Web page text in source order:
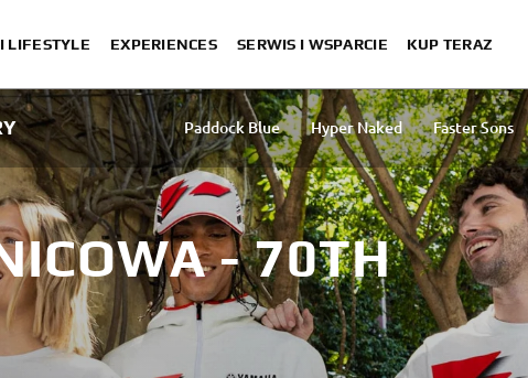
LIFESTYLE EXPERIENCES SERWIS I WSPARCIE KUP TERAZ
Paddock Blue Hyper Naked Faster Sons
- 70TH